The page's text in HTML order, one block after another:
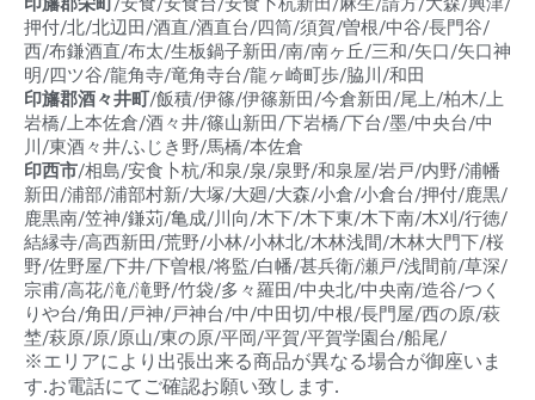
押付/北/北辺田/酒直/酒直台/四筒/須賀/曽根/中谷/長門谷/
西/布鎌酒直/布太/生板鍋子新田/南/南ヶ丘/三和/矢口/矢口神
明/四ツ谷/龍角寺/竜角寺台/龍ヶ崎町歩/脇川/和田
印旛郡酒々井町/飯積/伊篠/伊篠新田/今倉新田/尾上/柏木/上
岩橋/上本佐倉/酒々井/篠山新田/下岩橋/下台/墨/中央台/中
川/東酒々井/ふじき野/馬橋/本佐倉
印西市/相島/安食卜杭/和泉/泉/泉野/和泉屋/岩戸/内野/浦幡
新田/浦部/浦部村新/大塚/大廻/大森/小倉/小倉台/押付/鹿黒/
鹿黒南/笠神/鎌苅/亀成/川向/木下/木下東/木下南/木刈/行徳/
結縁寺/高西新田/荒野/小林/小林北/木林浅間/木林大門下/桜
野/佐野屋/下井/下曽根/将監/白幡/甚兵衛/瀬戸/浅間前/草深/
宗甫/高花/滝/滝野/竹袋/多々羅田/中央北/中央南/造谷/つく
りや台/角田/戸神/戸神台/中/中田切/中根/長門屋/西の原/萩
埜/萩原/原/原山/東の原/平岡/平賀/平賀学園台/船尾/
※エリアにより出張出来る商品が異なる場合が御座いま
す.お電話にてご確認お願い致します.